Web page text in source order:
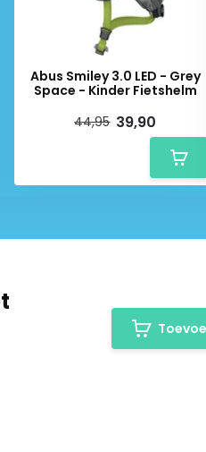
Abus Smiley 3.0 LED - Grey
Space - Kinder Fietshelm
44,95 39,90